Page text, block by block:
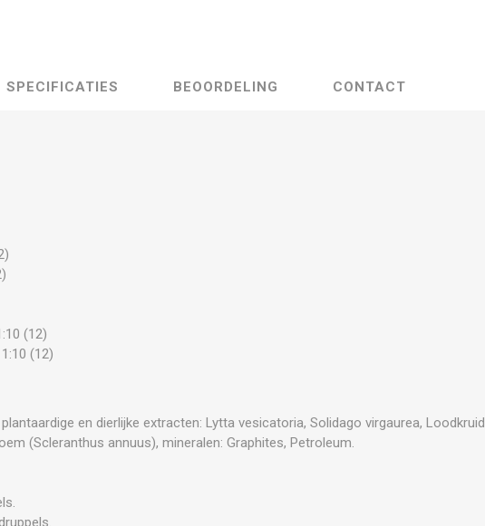
SPECIFICATIES BEOORDELING CONTACT
(12)
(12)
en dierlijke extracten: Lytta vesicatoria, Solidago virgaurea, Loodkruid
(Scleranthus annuus), mineralen: Graphites, Petroleum.